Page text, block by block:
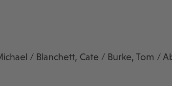
/ Blanchett, Cate / Burke, Tom /